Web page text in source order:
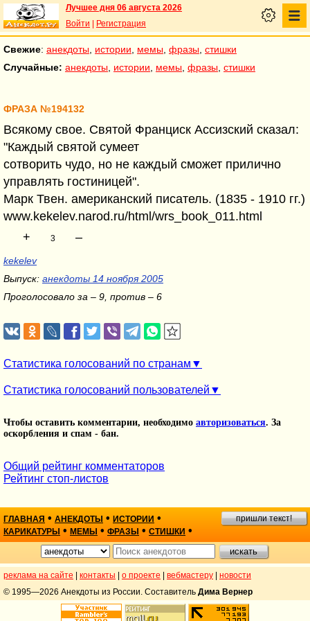
Лучшее дня 06 августа 2026
Войти
Регистрация
Свежие: анекдоты истории мемы фразы стишки
Случайные: анекдоты истории мемы фразы стишки
ФРАЗА №194132
Всякому свое. Святой Франциск Ассизский сказал:
"Каждый святой сумеет
сотворить чудо, но не каждый сможет прилично
управлять гостиницей".
Марк Твен. американский писатель. (1835 - 1910 гг.)
www.kekelev.narod.ru/html/wrs_book_011.html
+
3 –
kekelev
Выпуск: анекдоты 14 ноября 2005
Проголосовало за – 9, против – 6
Статистика голосований по странам
Статистика голосований пользователей
Чтобы оставить комментарии, необходимо авторизоваться. За
оскорбления и спам - бан.
Общий рейтинг комментаторов
Рейтинг стоп-листов
ГЛАВНАЯ • АНЕКДОТЫ • ИСТОРИИ •
КАРИКАТУРЫ • МЕМЫ • ФРАЗЫ • СТИШКИ •
пришли текст!
реклама на сайте контакты о проекте вебмастеру
новости
© 1995—2026 Анекдоты из России. Составитель Дима Вернер